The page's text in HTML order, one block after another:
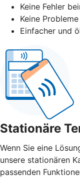
Keine Fehler
Keine
Einfacher und
Stationäre
Wenn Sie eine
unsere stationären
passenden